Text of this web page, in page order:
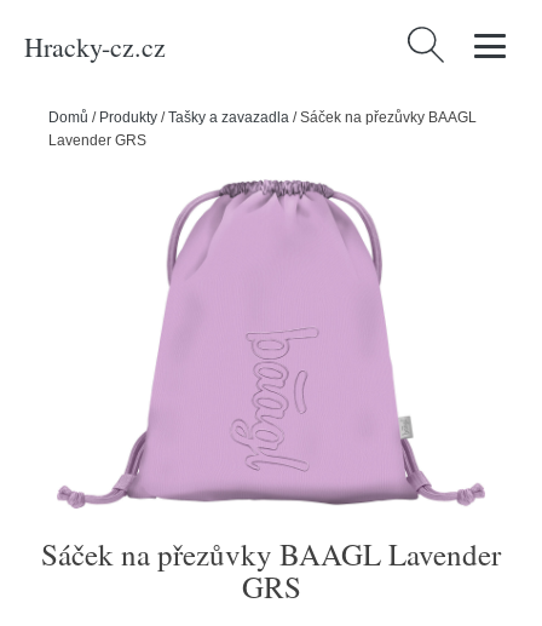
Hracky-cz.cz Vyhledávání
Domů / Produkty /Tašky a zavazadla /Sáček na přezůvky BAAGL
Lavender GRS
Sáček na přezůvky BAAGL Lavender
GRS